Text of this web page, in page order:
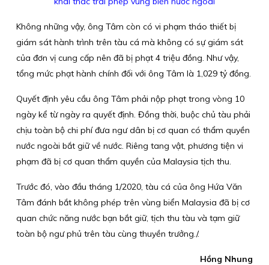
Không những vậy, ông Tâm còn có vi phạm tháo thiết bị
giám sát hành trình trên tàu cá mà không có sự giám sát
của đơn vị cung cấp nên đã bị phạt 4 triệu đồng. Như vậy,
tổng mức phạt hành chính đối với ông Tâm là 1,029 tỷ đồng.
Quyết định yêu cầu ông Tâm phải nộp phạt trong vòng 10
ngày kể từ ngày ra quyết định. Đồng thời, buộc chủ tàu phải
chịu toàn bộ chi phí đưa ngư dân bị cơ quan có thẩm quyền
nước ngoài bắt giữ về nước. Riêng tang vật, phương tiện vi
phạm đã bị cơ quan thẩm quyền của Malaysia tịch thu.
Trước đó, vào đầu tháng 1/2020, tàu cá của ông Hứa Văn
Tâm đánh bắt không phép trên vùng biển Malaysia đã bị cơ
quan chức năng nước bạn bắt giữ, tịch thu tàu và tạm giữ
toàn bộ ngư phủ trên tàu cùng thuyền trưởng./.
Hồng Nhung